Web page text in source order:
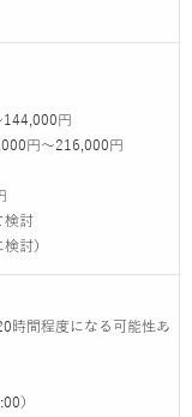
144,000円
円〜216,000円
検討
討）
時間程度になる可能性あ
）